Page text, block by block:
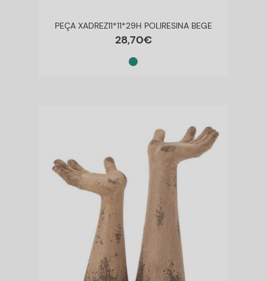
PEÇA XADREZ11*11*29H POLIRESINA BEGE
28,70€